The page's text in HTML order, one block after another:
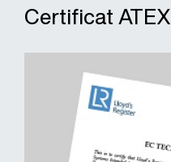
Certificat ATEX